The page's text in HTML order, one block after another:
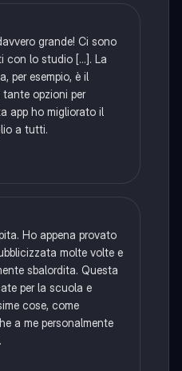
grande! Ci sono
con lo studio [...]. La
per esempio, è il
opzioni per
app ho migliorato il
a tutti.
Ho appena provato
molte volte e
sbalordita. Questa
per la scuola e
cose, come
a me personalmente